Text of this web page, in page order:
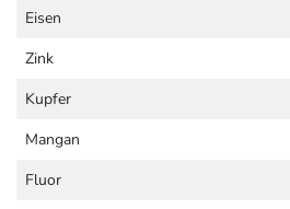
Eisen
Zink
Kupfer
Mangan
Fluor